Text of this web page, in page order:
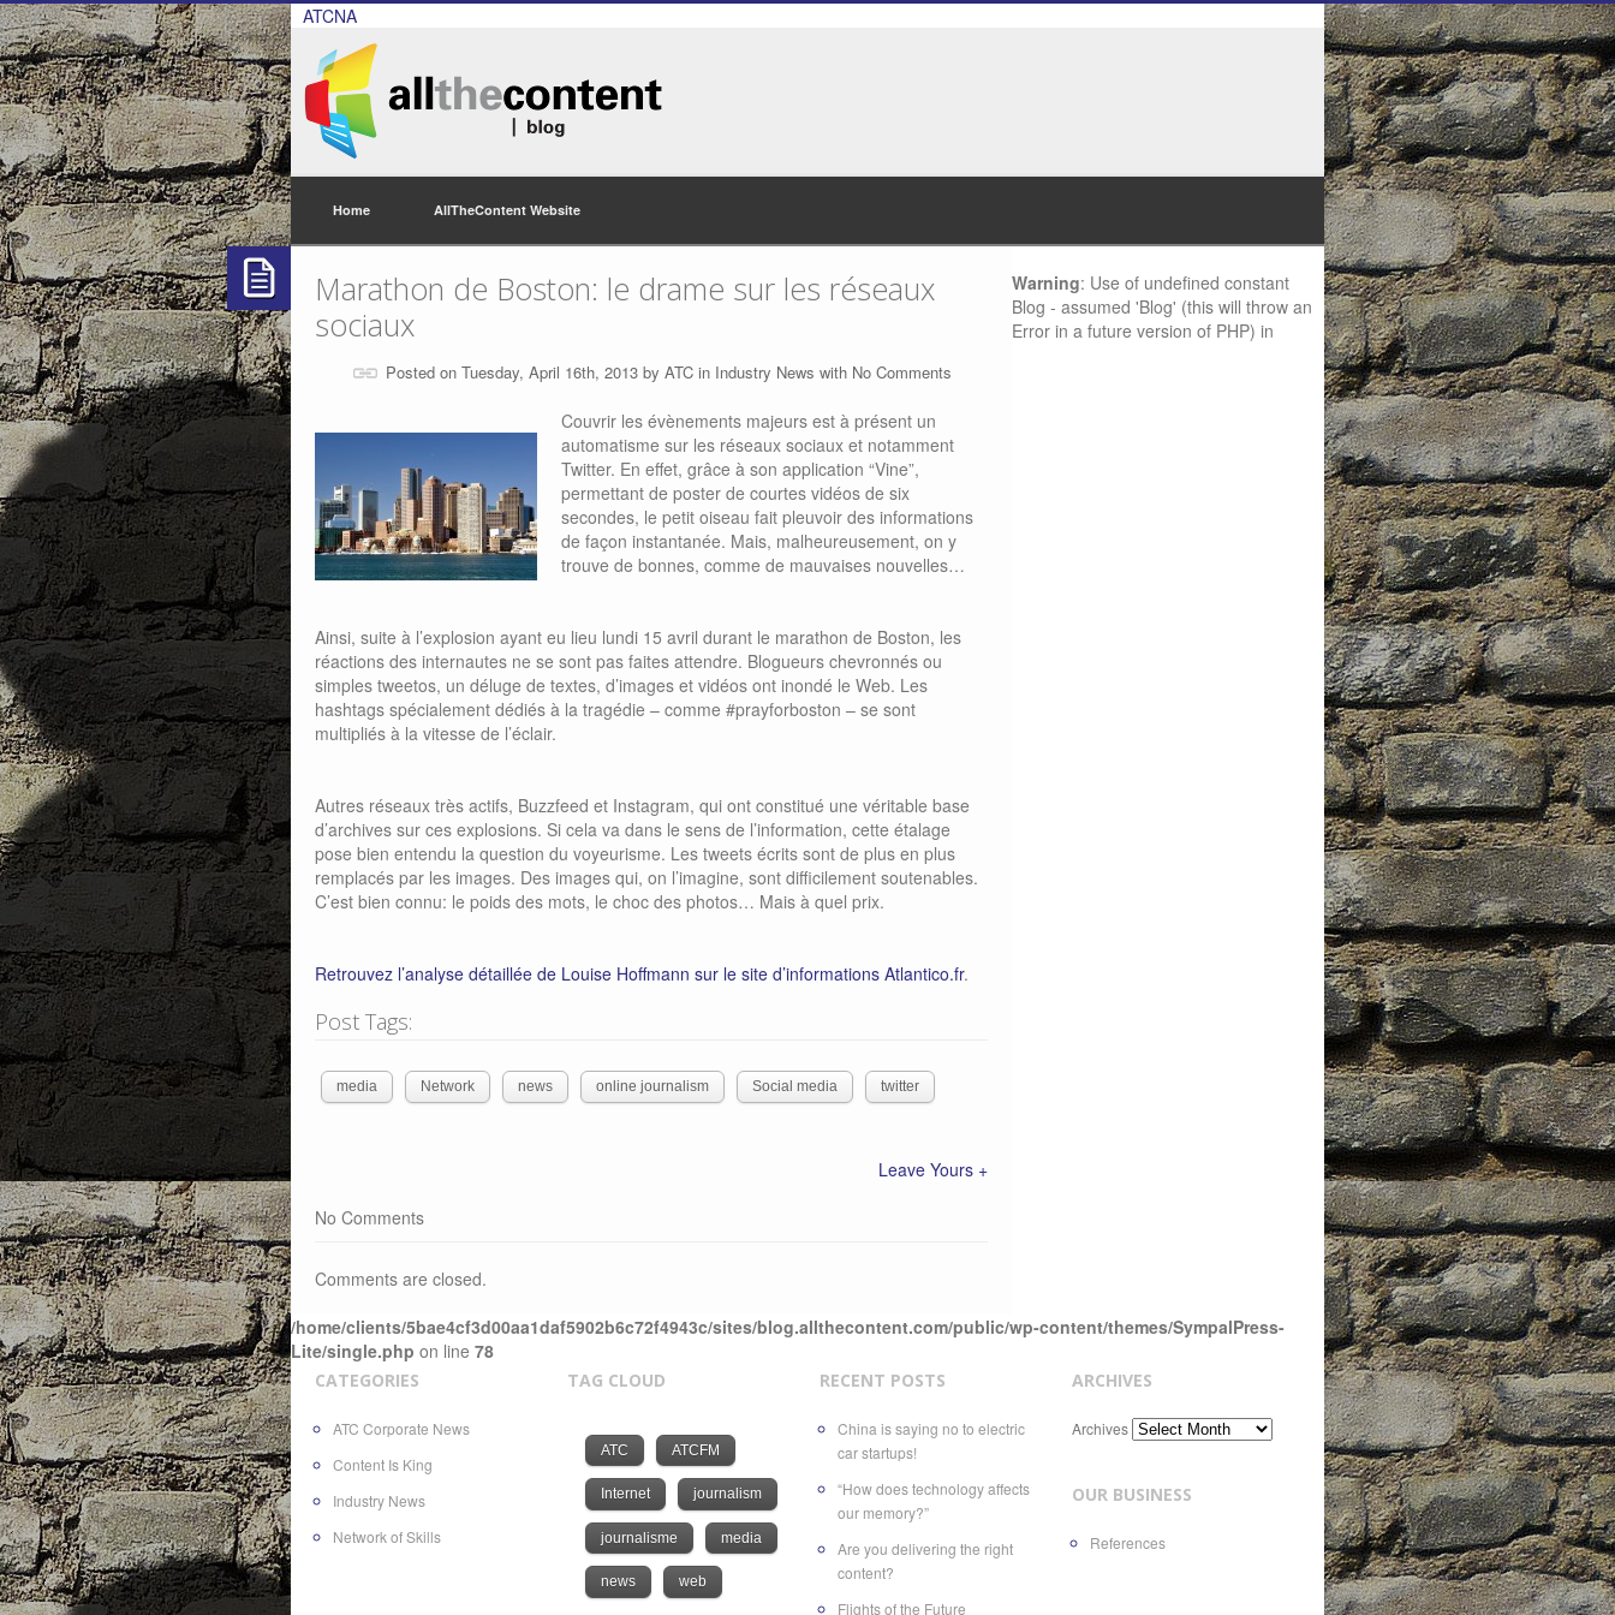
ATCNA
Home AllTheContent Website
Marathon de Boston: le drame sur les réseaux
sociaux
Posted on Tuesday, April 16th, 2013 by ATCin Industry News with No Comments
Couvrir les évènements majeurs est à présent un
automatisme sur les réseaux sociaux et notamment
Twitter. En effet, grâce à son application “Vine”,
permettant de poster de courtes vidéos de six
secondes, le petit oiseau fait pleuvoir des informations
de façon instantanée. Mais, malheureusement, on y
trouve de bonnes, comme de mauvaises nouvelles…
Ainsi, suite à l’explosion ayant eu lieu lundi 15 avril durant le marathon de Boston, les
réactions des internautes ne se sont pas faites attendre. Blogueurs chevronnés ou
simples tweetos, un déluge de textes, d’images et vidéos ont inondé le Web. Les
hashtags spécialement dédiés à la tragédie – comme #prayforboston – se sont
multipliés à la vitesse de l’éclair.
Autres réseaux très actifs, Buzzfeed et Instagram, qui ont constitué une véritable base
d’archives sur ces explosions. Si cela va dans le sens de l’information, cette étalage
pose bien entendu la question du voyeurisme. Les tweets écrits sont de plus en plus
remplacés par les images. Des images qui, on l’imagine, sont difficilement soutenables.
C’est bien connu: le poids des mots, le choc des photos… Mais à quel prix.
Retrouvez l’analyse détaillée de Louise Hoffmann sur le site d’informations Atlantico.fr.
Post Tags:
media Network news online journalism Social media twitter
Leave Yours +
No Comments
Comments are closed.
Warning: Use of undefined constant
Blog - assumed 'Blog' (this will throw an
Error in a future version of PHP) in
/home/clients/5bae4cf3d00aa1daf5902b6c72f4943c/sites/blog.allthecontent.com/public/wp-content/themes/SympalPress-
Lite/single.php on line 78
CATEGORIES
ATC Corporate News
Content Is King
Industry News
Network of Skills
TAG CLOUD
ATC ATCFM
Internet journalism
journalisme media
news web
RECENT POSTS
China is saying no to electric
car startups!
“How does technology affects
our memory?”
Are you delivering the right
content?
Flights of the Future
ARCHIVES
Archives
OUR BUSINESS
References